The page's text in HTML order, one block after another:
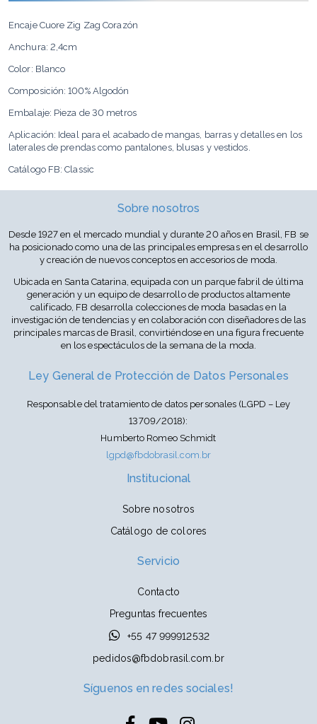
Encaje Cuore Zig Zag Corazón
Anchura: 2,4cm
Color: Blanco
Composición: 100% Algodón
Embalaje: Pieza de 30 metros
Aplicación: Ideal para el acabado de mangas, barras y detalles en los
laterales de prendas como pantalones, blusas y vestidos.
Catálogo FB: Classic
Sobre nosotros
Desde 1927 en el mercado mundial y durante 20 años en Brasil, FB se
ha posicionado como una de las principales empresas en el desarrollo
y creación de nuevos conceptos en accesorios de moda.
Ubicada en Santa Catarina, equipada con un parque fabril de última
generación y un equipo de desarrollo de productos altamente
calificado, FB desarrolla colecciones de moda basadas en la
investigación de tendencias y en colaboración con diseñadores de las
principales marcas de Brasil, convirtiéndose en una figura frecuente
en los espectáculos de la semana de la moda.
Ley General de Protección de Datos Personales
Responsable del tratamiento de datos personales (LGPD – Ley
13709/2018):
Humberto Romeo Schmidt
lgpd@fbdobrasil.com.br
Institucional
Sobre nosotros
Catálogo de colores
Servicio
Contacto
Preguntas frecuentes
+55 47 999912532
pedidos@fbdobrasil.com.br
Síguenos en redes sociales!